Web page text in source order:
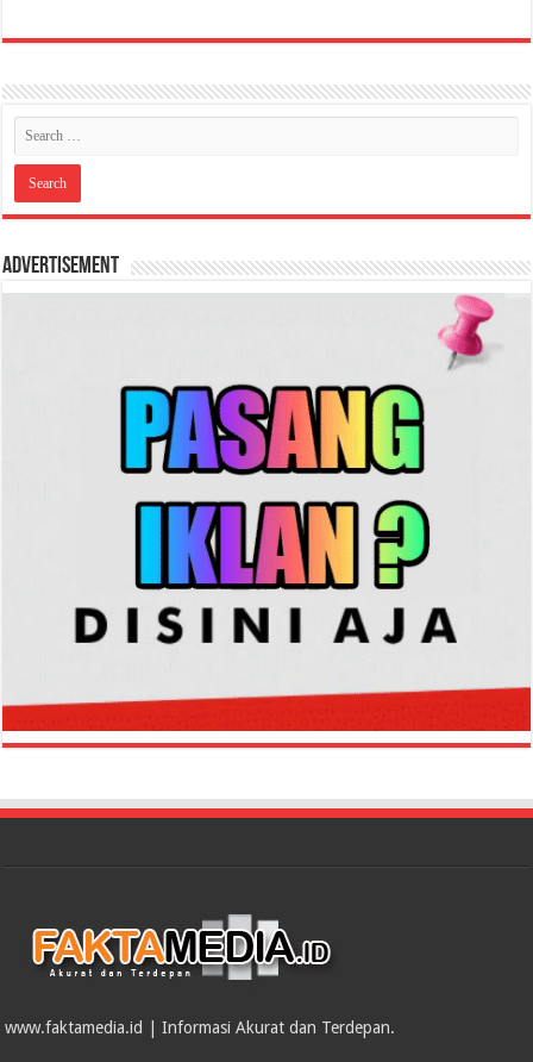
Advertisement
www.faktamedia.id | Informasi Akurat dan Terdepan.